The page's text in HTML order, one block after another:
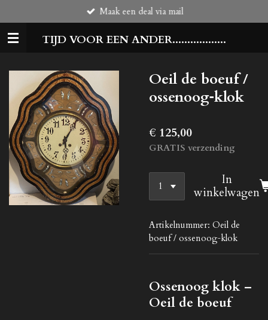
direct
naar
TIJD VOOR EEN ANDER..................
Maak een deal via mail
Oeil de boeuf /
ossenoog‑klok
€ 125,00
GRATIS verzending
In
winkelwagen
Artikelnummer: Oeil de
boeuf / ossenoog‑klok
Ossenoog klok –
Oeil de boeuf